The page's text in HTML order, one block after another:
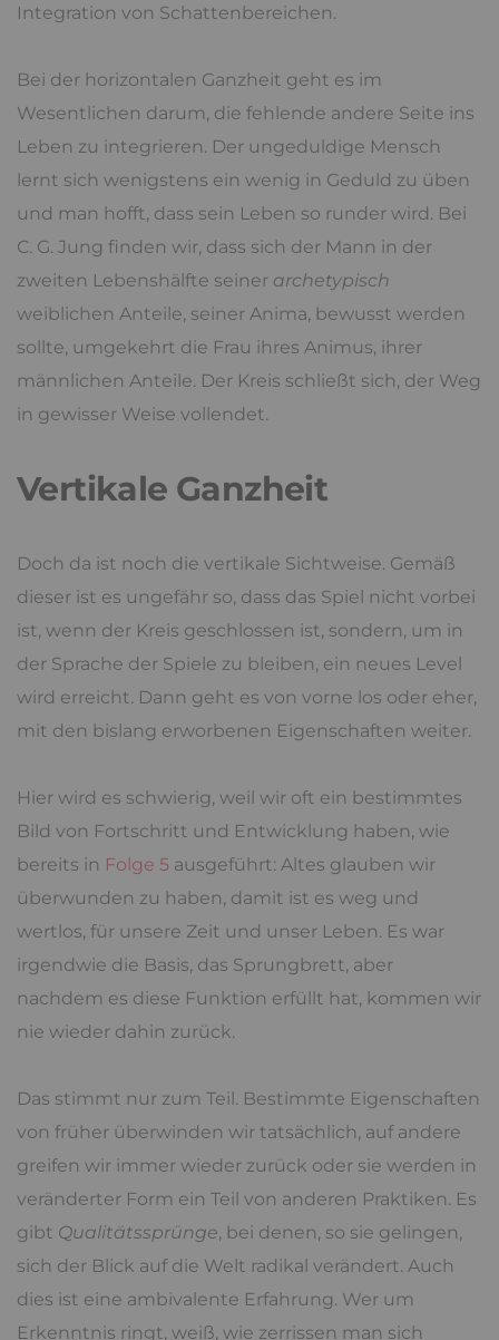
Integration von Schattenbereichen.
Bei der horizontalen Ganzheit geht es im
Wesentlichen darum, die fehlende andere Seite ins
Leben zu integrieren. Der ungeduldige Mensch
lernt sich wenigstens ein wenig in Geduld zu üben
und man hofft, dass sein Leben so runder wird. Bei
C. G. Jung finden wir, dass sich der Mann in der
zweiten Lebenshälfte seiner archetypisch
weiblichen Anteile, seiner Anima, bewusst werden
sollte, umgekehrt die Frau ihres Animus, ihrer
männlichen Anteile. Der Kreis schließt sich, der Weg
in gewisser Weise vollendet.
Vertikale Ganzheit
Doch da ist noch die vertikale Sichtweise. Gemäß
dieser ist es ungefähr so, dass das Spiel nicht vorbei
ist, wenn der Kreis geschlossen ist, sondern, um in
der Sprache der Spiele zu bleiben, ein neues Level
wird erreicht. Dann geht es von vorne los oder eher,
mit den bislang erworbenen Eigenschaften weiter.
Hier wird es schwierig, weil wir oft ein bestimmtes
Bild von Fortschritt und Entwicklung haben, wie
bereits in Folge 5 ausgeführt: Altes glauben wir
überwunden zu haben, damit ist es weg und
wertlos, für unsere Zeit und unser Leben. Es war
irgendwie die Basis, das Sprungbrett, aber
nachdem es diese Funktion erfüllt hat, kommen wir
nie wieder dahin zurück.
Das stimmt nur zum Teil. Bestimmte Eigenschaften
von früher überwinden wir tatsächlich, auf andere
greifen wir immer wieder zurück oder sie werden in
veränderter Form ein Teil von anderen Praktiken. Es
gibt Qualitätssprünge, bei denen, so sie gelingen,
sich der Blick auf die Welt radikal verändert. Auch
dies ist eine ambivalente Erfahrung. Wer um
Erkenntnis ringt, weiß, wie zerrissen man sich